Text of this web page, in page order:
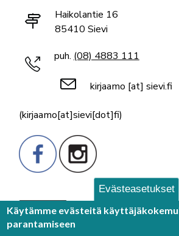
Haikolantie 16
85410 Sievi
puh.(08) 4883 111
kirjaamo [at] sievi.fi
(kirjaamo[at]sievi[dot]fi)
Palaute
Evästeasetukset
Käytämme evästeitä
parantamiseen